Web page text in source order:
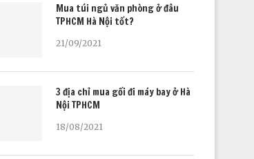
Mua túi ngủ văn phòng ở đâu
TPHCM Hà Nội tốt?
21/09/2021
3 địa chỉ mua gối đi máy bay ở Hà
Nội TPHCM
18/08/2021